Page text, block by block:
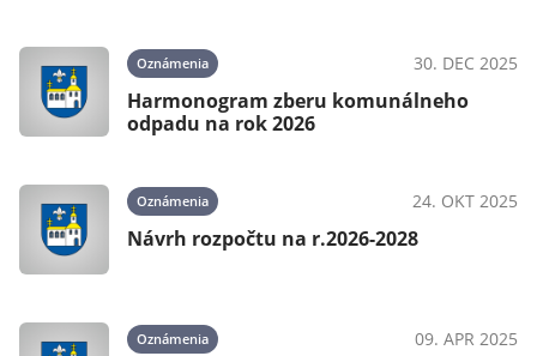
Oznámenia 30. DEC 2025
Harmonogram zberu komunálneho
odpadu na rok 2026
Oznámenia 24. OKT 2025
Návrh rozpočtu na r.2026-2028
Oznámenia 09. APR 2025